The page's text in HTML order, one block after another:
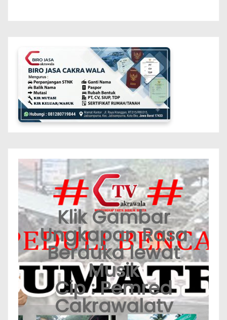
Klik Gambar
Ungkapan Rasa
Berduka lewat
Musik
Cip : Pemred
Cakrawalatv